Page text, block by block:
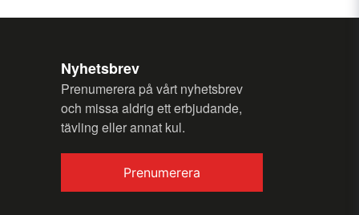
Nyhetsbrev
Prenumerera på vårt nyhetsbrev
och missa aldrig ett erbjudande,
tävling eller annat kul.
Prenumerera